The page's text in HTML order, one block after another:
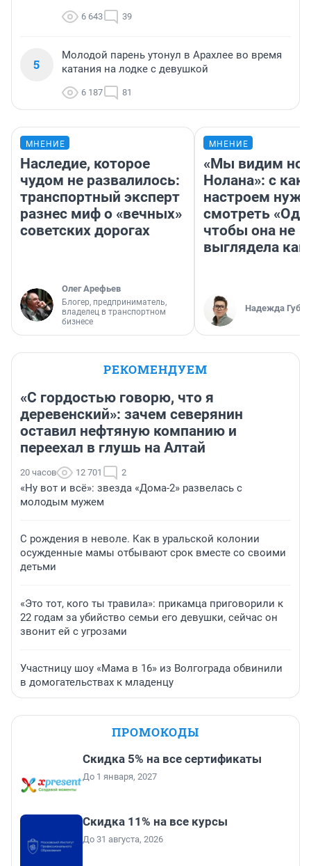
6 643 39
5
Молодой парень утонул в Арахлее во время
катания на лодке с девушкой
6 187 81
МНЕНИЕ
Наследие, которое
чудом не развалилось:
транспортный эксперт
разнес миф о «вечных»
советских дорогах
Олег Арефьев
Блогер, предприниматель,
владелец в транспортном
бизнесе
МНЕНИЕ
«Мы видим
Нолана»: с
настроем
смотреть
чтобы она не
выглядела как
Надежда
РЕКОМЕНДУЕМ
«С гордостью говорю, что я
деревенский»: зачем северянин
оставил нефтяную компанию и
переехал в глушь на Алтай
20 часов 12 701 2
«Ну вот и всё»: звезда «Дома-2» развелась с
молодым мужем
С рождения в неволе. Как в уральской колонии
осужденные мамы отбывают срок вместе со своими
детьми
«Это тот, кого ты травила»: прикамца приговорили к
22 годам за убийство семьи его девушки, сейчас он
звонит ей с угрозами
Участницу шоу «Мама в 16» из Волгограда обвинили
в домогательствах к младенцу
ПРОМОКОДЫ
Скидка 5% на все сертификаты
До 1 января, 2027
Скидка 11% на все курсы
До 31 августа, 2026